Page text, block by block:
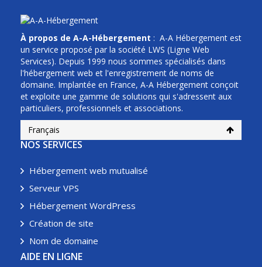
À propos de A-A-Hébergement : A-A Hébergement est
un service proposé par la société LWS (Ligne Web
Services). Depuis 1999 nous sommes spécialisés dans
l'hébergement web et l'enregistrement de noms de
domaine. Implantée en France, A-A Hébergement conçoit
et exploite une gamme de solutions qui s'adressent aux
particuliers, professionnels et associations.
Français
NOS SERVICES
Hébergement web mutualisé
Serveur VPS
Hébergement WordPress
Création de site
Nom de domaine
AIDE EN LIGNE